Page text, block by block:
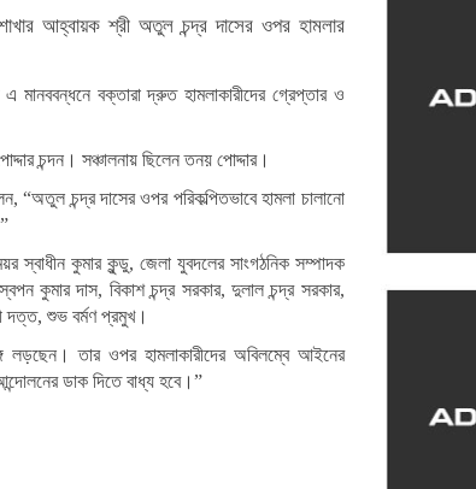
আহ্বায়ক শ্রী অতুল চন্দ্র দাসের ওপর হামলার
বক্তারা দ্রুত হামলাকারীদের গ্রেপ্তার ও
চন্দন। সঞ্চালনায় ছিলেন তনয় পোদ্দার।
“অতুল চন্দ্র দাসের ওপর পরিকল্পিতভাবে হামলা চালানো
কুমার কুন্ডু, জেলা যুবদলের সাংগঠনিক সম্পাদক
কুমার দাস, বিকাশ চন্দ্র সরকার, দুলাল চন্দ্র সরকার,
দত্ত, শুভ বর্মণ প্রমুখ।
লড়ছেন। তার ওপর হামলাকারীদের অবিলম্বে আইনের
ডাক দিতে বাধ্য হবে।”